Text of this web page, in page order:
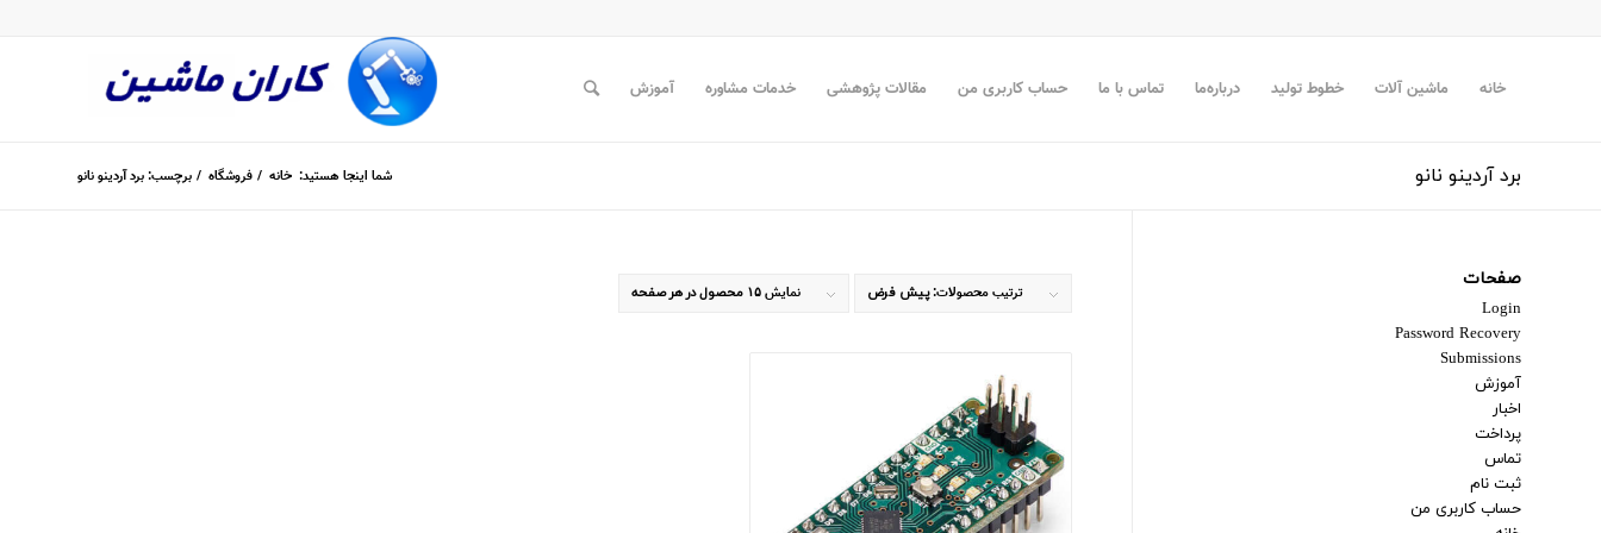
خانه ماشین آلات خطوط تولید درباره‌ما تماس با ما حساب کاربری من مقالات پژوهشی خدمات مشاوره آموزش
برد آردینو نانو شما اینجا هستید: خانه / فروشگاه / برچسب: برد آردینو نانو
ترتیب محصولات:پیش فرض نمایش۱۵ محصول در هر صفحه
صفحات
Login
Password Recovery
Submissions
آموزش
اخبار
پرداخت
تماس
ثبت نام
حساب کاربری من